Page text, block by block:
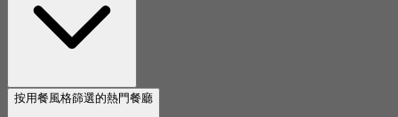
按用餐風格篩選的熱門餐廳